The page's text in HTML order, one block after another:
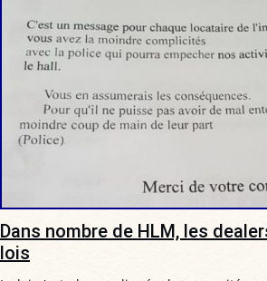
Dans nombre de HLM, les
lois